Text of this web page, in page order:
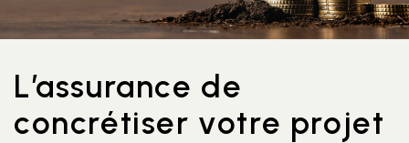
L’assurance de
concrétiser votre projet